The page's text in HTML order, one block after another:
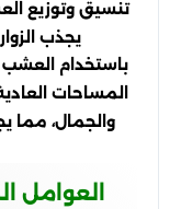
تنسيق وتوزيع
يجذب
باستخدام العشب
المساحات
والجمال، مما
العوامل